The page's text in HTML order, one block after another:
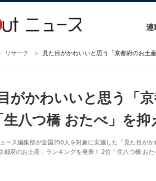
連
リサーチ
がかわいいと思う「
生八つ橋 おたべ」を抑
ース編集部が全国250人を対象に実施した「見た目が
都府のお土産」ランキングを発表！ 2位「生八つ橋 お